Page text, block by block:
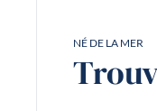
NÉ DE LA MER